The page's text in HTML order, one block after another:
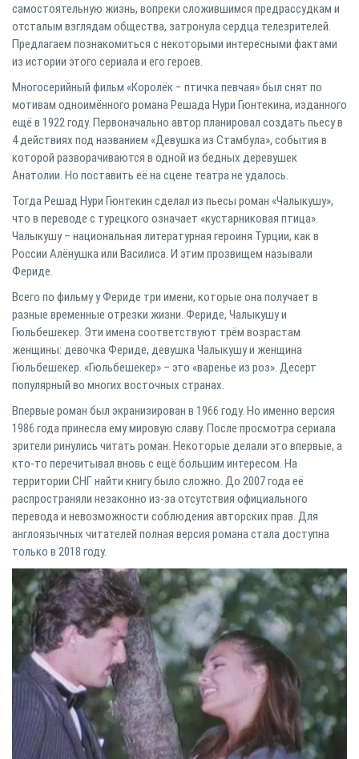
самостоятельную жизнь, вопреки сложившимся предрассудкам и
отсталым взглядам общества, затронула сердца телезрителей.
Предлагаем познакомиться с некоторыми интересными фактами
из истории этого сериала и его героев.
Многосерийный фильм «Королёк − птичка певчая» был снят по
мотивам одноимённого романа Решада Нури Гюнтекина, изданного
ещё в 1922 году. Первоначально автор планировал создать пьесу в
4 действиях под названием «Девушка из Стамбула», события в
которой разворачиваются в одной из бедных деревушек
Анатолии. Но поставить её на сцене театра не удалось.
Тогда Решад Нури Гюнтекин сделал из пьесы роман «Чалыкушу»,
что в переводе с турецкого означает «кустарниковая птица».
Чалыкушу – национальная литературная героиня Турции, как в
России Алёнушка или Василиса. И этим прозвищем называли
Фериде.
Всего по фильму у Фериде три имени, которые она получает в
разные временные отрезки жизни. Фериде, Чалыкушу и
Гюльбешекер. Эти имена соответствуют трём возрастам
женщины: девочка Фериде, девушка Чалыкушу и женщина
Гюльбешекер. «Гюльбешекер» – это «варенье из роз». Десерт
популярный во многих восточных странах.
Впервые роман был экранизирован в 1966 году. Но именно версия
1986 года принесла ему мировую славу. После просмотра сериала
зрители ринулись читать роман. Некоторые делали это впервые, а
кто-то перечитывал вновь с ещё большим интересом. На
территории СНГ найти книгу было сложно. До 2007 года её
распространяли незаконно из-за отсутствия официального
перевода и невозможности соблюдения авторских прав. Для
англоязычных читателей полная версия романа стала доступна
только в 2018 году.